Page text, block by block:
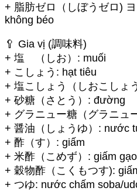
+ 脂肪ゼロ（しぼうゼロ)
không béo
🥄 Gia vị (調味料)
+ 塩 （しお）: muối
+ こしょう: hạt tiêu
+ 塩こしょう（しおこしょ
+ 砂糖（さとう）: đường
+ グラニュー糖（グラニュ
+ 醤油（しょうゆ）: nước
+ 酢（す）: giấm
+ 米酢（こめず）: giấm gạo
+ 穀物酢（こくもつす):
+ つゆ: nước chấm soba/